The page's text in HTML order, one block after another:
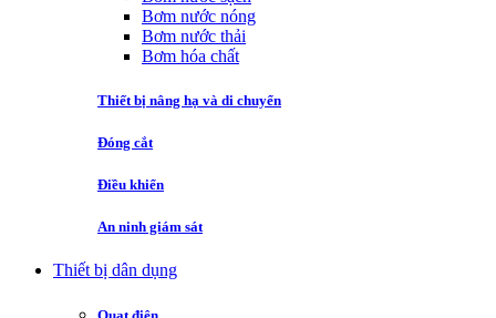
Bơm nước nóng
Bơm nước thải
Bơm hóa chất
Thiết bị nâng hạ và di chuyển
Đóng cắt
Điều khiển
An ninh giám sát
Thiết bị dân dụng